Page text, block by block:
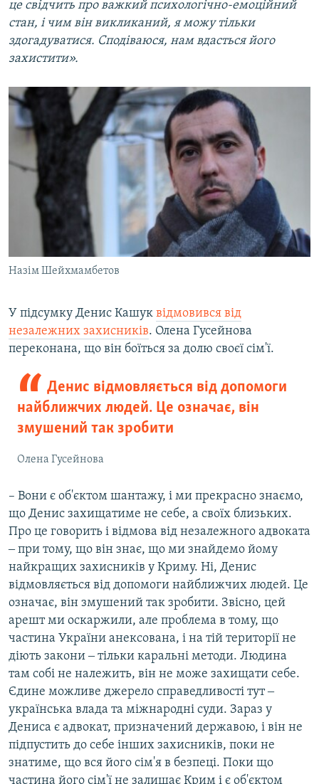
це свідчить про важкий психологічно-емоційний
стан, і чим він викликаний, я можу тільки
здогадуватися. Сподіваюся, нам вдасться його
захистити».
Назім Шейхмамбетов
У підсумку Денис Кашук відмовився від
незалежних захисників. Олена Гусейнова
переконана, що він боїться за долю своєї сім'ї.
Денис відмовляється від допомоги
найближчих людей. Це означає, він
змушений так зробити
Олена Гусейнова
– Вони є об'єктом шантажу, і ми прекрасно знаємо,
що Денис захищатиме не себе, а своїх близьких.
Про це говорить і відмова від незалежного адвоката
‒ при тому, що він знає, що ми знайдемо йому
найкращих захисників у Криму. Ні, Денис
відмовляється від допомоги найближчих людей. Це
означає, він змушений так зробити. Звісно, цей
арешт ми оскаржили, але проблема в тому, що
частина України анексована, і на тій території не
діють закони ‒ тільки каральні методи. Людина
там собі не належить, він не може захищати себе.
Єдине можливе джерело справедливості тут ‒
українська влада та міжнародні суди. Зараз у
Дениса є адвокат, призначений державою, і він не
підпустить до себе інших захисників, поки не
знатиме, що вся його сім'я в безпеці. Поки що
частина його сім'ї не залишає Крим і є об'єктом